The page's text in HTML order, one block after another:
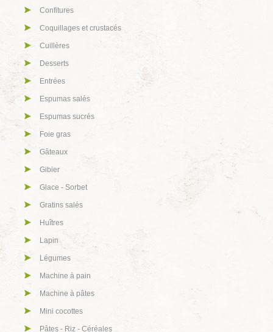
Confitures
Coquillages et crustacés
Cuillères
Desserts
Entrées
Espumas salés
Espumas sucrés
Foie gras
Gâteaux
Gibier
Glace - Sorbet
Gratins salés
Huîtres
Lapin
Légumes
Machine à pain
Machine à pâtes
Mini cocottes
Pâtes - Riz - Céréales